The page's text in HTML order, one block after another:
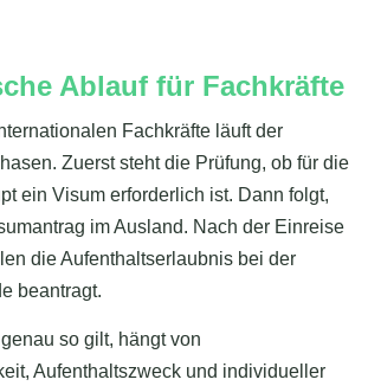
Ablauf für Fachkräfte
Fachkräfte läuft der
Zuerst steht die Prüfung, ob für die
ein Visum erforderlich ist. Dann folgt,
im Ausland. Nach der Einreise
die Aufenthaltserlaubnis bei der
beantragt.
so gilt, hängt von
Aufenthaltszweck und individueller